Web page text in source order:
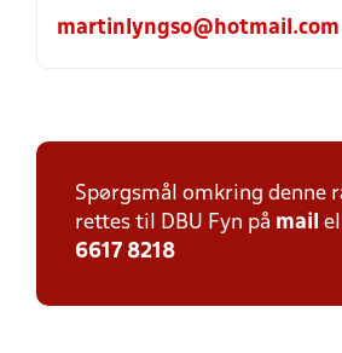
martinlyngso@hotmail.com
Spørgsmål omkring denne
rettes til DBU Fyn på mail
6617 8218